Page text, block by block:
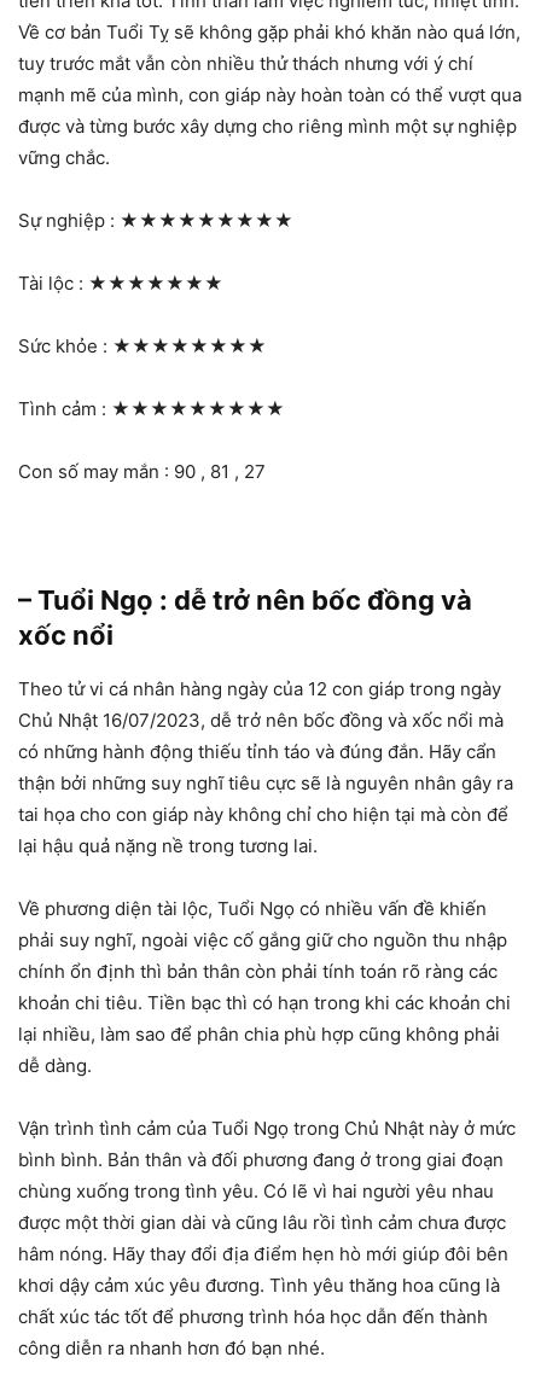
Về cơ bản Tuổi Tỵ sẽ không gặp phải khó khăn nào quá lớn,
tuy trước mắt vẫn còn nhiều thử thách nhưng với ý chí
mạnh mẽ của mình, con giáp này hoàn toàn có thể vượt qua
được và từng bước xây dựng cho riêng mình một sự nghiệp
vững chắc.
Sự nghiệp : ★★★★★★★★★
Tài lộc : ★★★★★★★
Sức khỏe : ★★★★★★★★
Tình cảm : ★★★★★★★★★
Con số may mắn : 90 , 81 , 27
– Tuổi Ngọ : dễ trở nên bốc đồng và
xốc nổi
Theo tử vi cá nhân hàng ngày của 12 con giáp trong ngày
Chủ Nhật 16/07/2023, dễ trở nên bốc đồng và xốc nổi mà
có những hành động thiếu tỉnh táo và đúng đắn. Hãy cẩn
thận bởi những suy nghĩ tiêu cực sẽ là nguyên nhân gây ra
tai họa cho con giáp này không chỉ cho hiện tại mà còn để
lại hậu quả nặng nề trong tương lai.
Về phương diện tài lộc, Tuổi Ngọ có nhiều vấn đề khiến
phải suy nghĩ, ngoài việc cố gắng giữ cho nguồn thu nhập
chính ổn định thì bản thân còn phải tính toán rõ ràng các
khoản chi tiêu. Tiền bạc thì có hạn trong khi các khoản chi
lại nhiều, làm sao để phân chia phù hợp cũng không phải
dễ dàng.
Vận trình tình cảm của Tuổi Ngọ trong Chủ Nhật này ở mức
bình bình. Bản thân và đối phương đang ở trong giai đoạn
chùng xuống trong tình yêu. Có lẽ vì hai người yêu nhau
được một thời gian dài và cũng lâu rồi tình cảm chưa được
hâm nóng. Hãy thay đổi địa điểm hẹn hò mới giúp đôi bên
khơi dậy cảm xúc yêu đương. Tình yêu thăng hoa cũng là
chất xúc tác tốt để phương trình hóa học dẫn đến thành
công diễn ra nhanh hơn đó bạn nhé.